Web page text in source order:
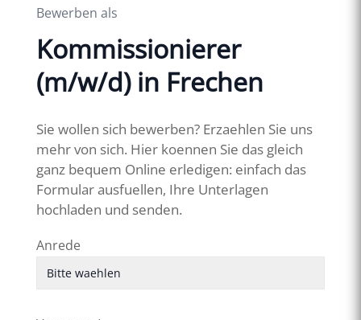
Bewerben als
Kommissionierer
(m/w/d) in Frechen
Sie wollen sich bewerben? Erzaehlen Sie uns
mehr von sich. Hier koennen Sie das gleich
ganz bequem Online erledigen: einfach das
Formular ausfuellen, Ihre Unterlagen
hochladen und senden.
Anrede